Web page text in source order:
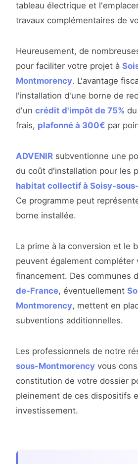
tableau électrique et
travaux complémentaires de
Heureusement, de
pour faciliter votre projet à
Montmorency. L'avantage
l'installation d'une borne de
d'un crédit d'impôt de 75%
frais, plafonné à 300€ par
ADVENIR subventionne une
du coût d'installation pour les
habitat collectif à Soisy-
Ce programme peut
borne installée.
La prime à la conversion et le
peuvent également compléter
financement. Des communes
de-France, éventuellement
Montmorency, mettent en
subventions additionnelles.
Les professionnels de notre
sous-Montmorency vous
constitution de votre dossier
pleinement de ces dispositifs
investissement.